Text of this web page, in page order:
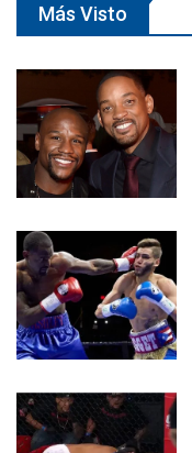
Más Visto